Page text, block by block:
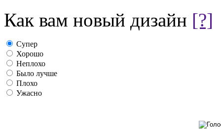
Как вам новый дизайн [?]
Супер
Хорошо
Неплохо
Было лучше
Плохо
Ужасно